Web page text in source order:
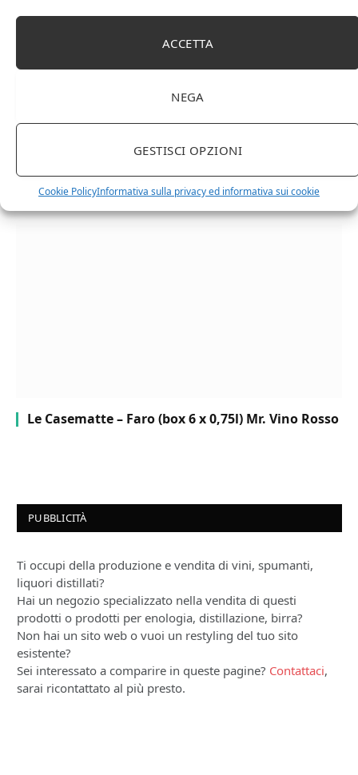
ACCETTA
NEGA
GESTISCI OPZIONI
Cookie PolicyInformativa sulla privacy ed informativa sui cookie
Chanson Pere & Fils – Chassagne Montrachet
(box 3 x 0,75l) Mr. Vino bianco
Le Casematte – Faro (box 6 x 0,75l) Mr. Vino Rosso
PUBBLICITÀ
Ti occupi della produzione e vendita di vini, spumanti,
liquori distillati?
Hai un negozio specializzato nella vendita di questi
prodotti o prodotti per enologia, distillazione, birra?
Non hai un sito web o vuoi un restyling del tuo sito
esistente?
Sei interessato a comparire in queste pagine? Contattaci,
sarai ricontattato al più presto.